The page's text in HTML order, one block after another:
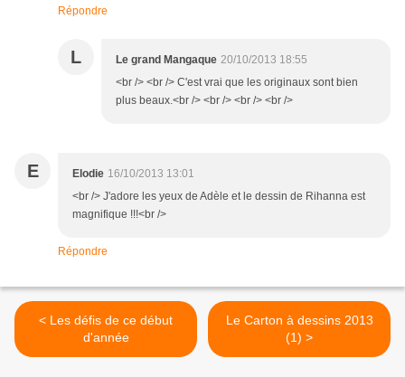
Répondre
L Le grand Mangaque 20/10/2013 18:55
<br /> <br /> C'est vrai que les originaux sont bien
plus beaux.<br /> <br /> <br /> <br />
E Elodie 16/10/2013 13:01
<br /> J'adore les yeux de Adèle et le dessin de Rihanna est
magnifique !!!<br />
Répondre
< Les défis de ce début
d'année
Le Carton à dessins 2013
(1) >